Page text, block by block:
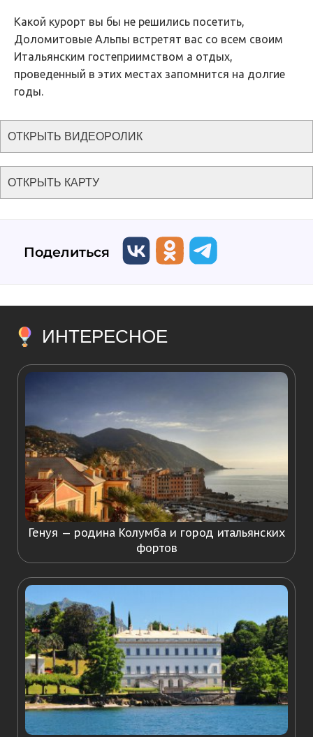
Какой курорт вы бы не решились посетить,
Доломитовые Альпы встретят вас со всем своим
Итальянским гостеприимством а отдых,
проведенный в этих местах запомнится на долгие
годы.
ОТКРЫТЬ ВИДЕОРОЛИК
ОТКРЫТЬ КАРТУ
Поделиться
ИНТЕРЕСНОЕ
Генуя — родина Колумба и город итальянских
фортов